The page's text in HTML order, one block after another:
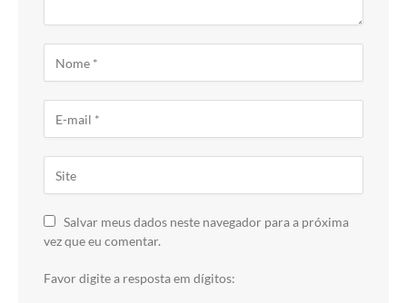
Salvar meus dados neste navegador para a próxima
vez que eu comentar.
Favor digite a resposta em dígitos: